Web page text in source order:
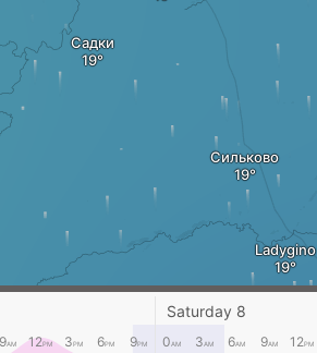
Садки
Погореловка
Дементеевка
Сильково
Ladygino
Saturday 8
9AM 12PM 3PM 6PM 9PM 0AM 3AM 6AM 9AM 12PM